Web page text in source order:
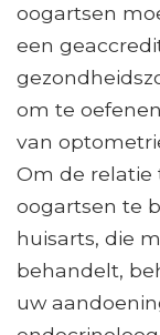
oogartsen
een
om te
van
Om de relatie
oogartsen te
huisarts, die
behandelt,
uw